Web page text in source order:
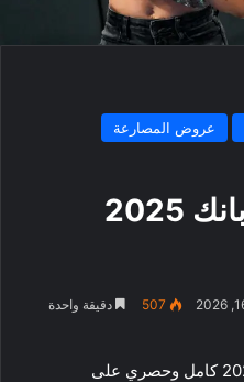
عروض المصارعة
عرض مونى إن ذا بانك 2025
507 دقيقة واحدة
مشاهدة عرض مونى إن ذا بانك 2025 كامل وحصري على